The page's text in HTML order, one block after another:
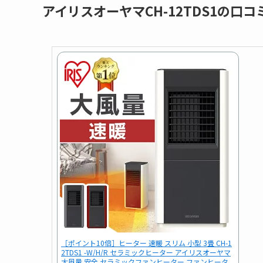
アイリスオーヤマCH-12TDS1の口コ
［ポイント10倍］ヒーター 速暖 スリム 小型 3畳 CH-1
2TDS1 -W/H/R セラミックヒーター アイリスオーヤマ